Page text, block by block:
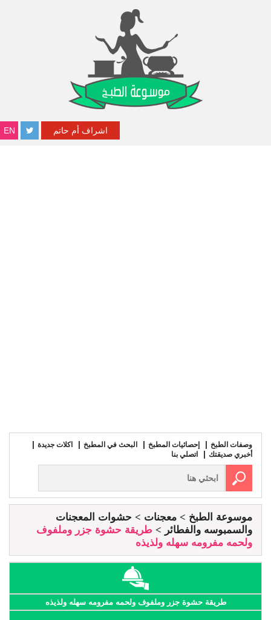
EN اشراف أم حاتم
وصفات الطبخ إحصائيات المطبخ البحث في المطبخ
اكلات جديدة
أخبري صديقتك
اتصلي بنا
موسوعة الطبخ معجنات
حشوات المعجنات
والسمبوسه والفطائر
طريقة حشوة جزر وملفوف
ولحمه مفرومه سهله ولذيذه
طريقة حشوة جزر وملفوف ولحمه مفرومه سهله ولذيذه